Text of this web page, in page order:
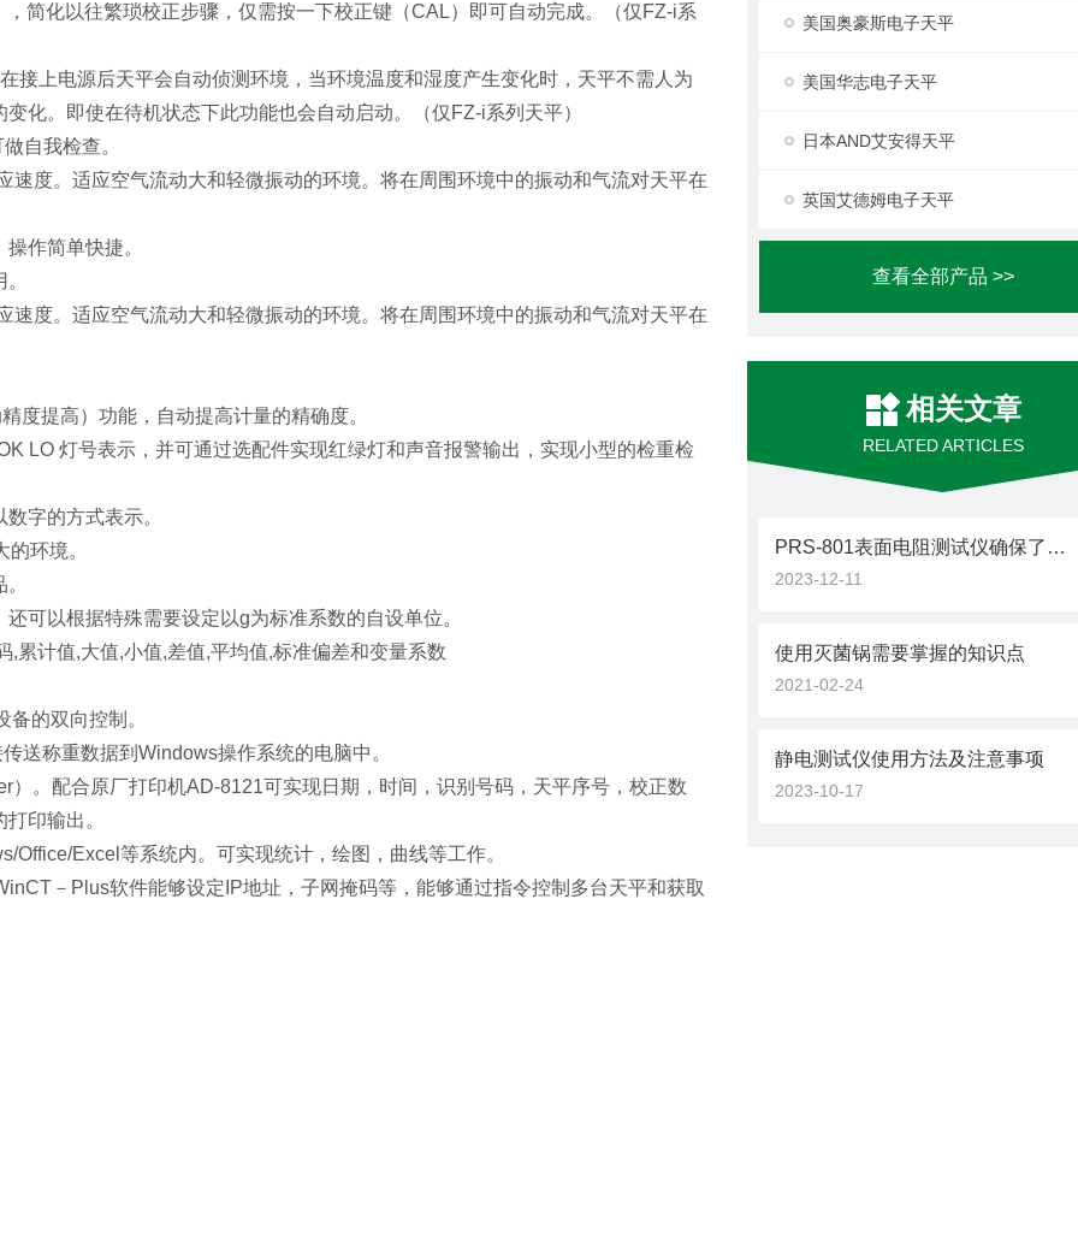
美国奥豪斯电子天平
美国华志电子天平
日本AND艾安得天平
英国艾德姆电子天平
查看全部产品 >>
相关文章
RELATED ARTICLES
PRS-801表面电阻测试仪确保了电子产品的质量
2023-12-11
使用灭菌锅需要掌握的知识点
2021-02-24
静电测试仪使用方法及注意事项
2023-10-17
简化以往繁琐校正步骤，仅需按一下校正键（CAL）即可自动完成。（仅FZ-i系
接上电源后天平会自动侦测环境，当环境温度和湿度产生变化时，天平不需人为
化。即使在待机状态下此功能也会自动启动。（仅FZ-i系列天平）
自我检查。
速度。适应空气流动大和轻微振动的环境。将在周围环境中的振动和气流对天平在
作简单快捷。
速度。适应空气流动大和轻微振动的环境。将在周围环境中的振动和气流对天平在
度提高）功能，自动提高计量的精确度。
LO 灯号表示，并可通过选配件实现红绿灯和声音报警输出，实现小型的检重检
字的方式表示。
环境。
可以根据特殊需要设定以g为标准系数的自设单位。
累计值,大值,小值,差值,平均值,标准偏差和变量系数
的双向控制。
送称重数据到Windows操作系统的电脑中。
。配合原厂打印机AD-8121可实现日期，时间，识别号码，天平序号，校正数
印输出。
Excel等系统内。可实现统计，绘图，曲线等工作。
－Plus软件能够设定IP地址，子网掩码等，能够通过指令控制多台天平和获取